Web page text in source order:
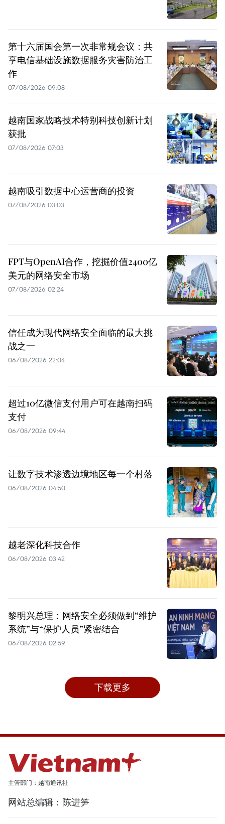
第十六届国会第一次非常规会议：共
享电信基础设施数据服务灾害防治工
作
07/08/2026 09:08
越南国家战略技术特别科技创新计划
获批
07/08/2026 07:03
越南吸引数据中心运营商的投资
07/08/2026 03:03
FPT与OpenAI合作，挖掘价值2400亿
美元的网络安全市场
07/08/2026 02:24
信任成为现代网络安全面临的最大挑
战之一
06/08/2026 22:04
超过10亿微信支付用户可在越南扫码
支付
06/08/2026 09:44
让数字技术渗透边境地区每一个村落
06/08/2026 04:50
越老深化科技合作
06/08/2026 03:42
黎明兴总理：网络安全必须做到“维护
系统”与“保护人员”紧密结合
06/08/2026 02:59
下载更多
主管部门：越南通讯社
网站总编辑：陈进笋